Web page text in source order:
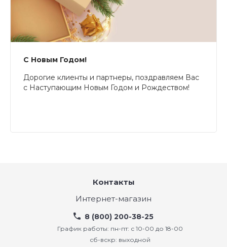
С Новым Годом!
Дорогие клиенты и партнеры, поздравляем Вас
с Наступающим Новым Годом и Рождеством!
Контакты
Интернет-магазин
8 (800) 200-38-25
График работы: пн-пт: с 10-00 до 18-00
сб-вскр: выходной